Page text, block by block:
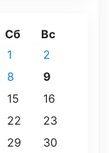
Сб Вс
1
2
8
9
15
16
22
23
29
30